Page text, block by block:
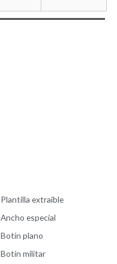
Plantilla extraible
Ancho especial
Botín plano
Botín militar